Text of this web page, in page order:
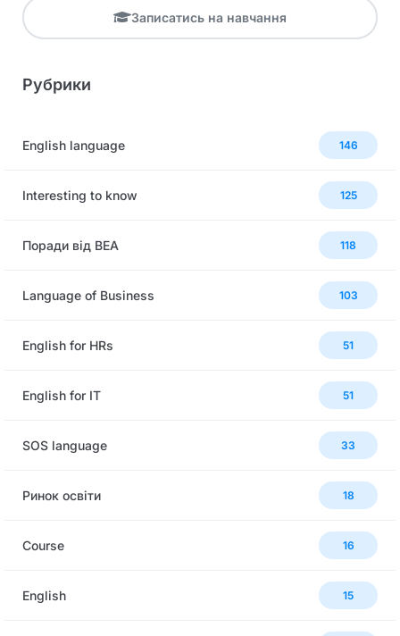
Записатись на навчання
Рубрики
English language 146
Interesting to know 125
Поради від BEA 118
Language of Business 103
English for HRs 51
English for IT 51
SOS language 33
Ринок освіти 18
Сourse 16
English 15